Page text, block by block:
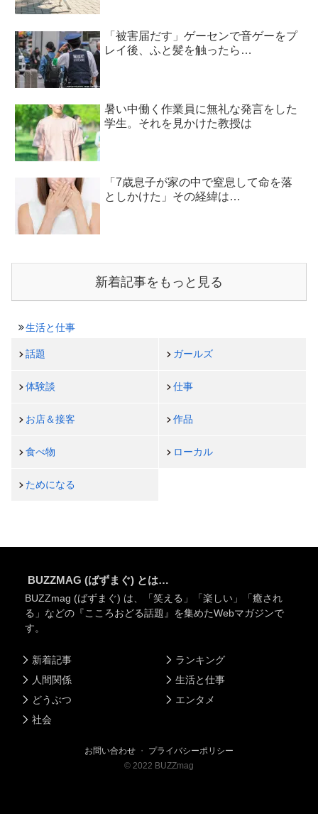
「被害届だす」ゲーセンで音ゲーをプ
レイ後、ふと髪を触ったら…
暑い中働く作業員に無礼な発言をした
学生。それを見かけた教授は
「7歳息子が家の中で窒息して命を落
としかけた」その経緯は…
新着記事をもっと見る
生活と仕事
話題 ガールズ
体験談 仕事
お店＆接客 作品
食べ物 ローカル
ためになる
BUZZMAG (ばずまぐ) とは…
BUZZmag (ばずまぐ) は、「笑える」「楽しい」「癒され
る」などの『こころおどる話題』を集めたWebマガジンで
す。
新着記事
人間関係
どうぶつ
社会
ランキング
生活と仕事
エンタメ
お問い合わせ ・ プライバシーポリシー
© 2022 BUZZmag